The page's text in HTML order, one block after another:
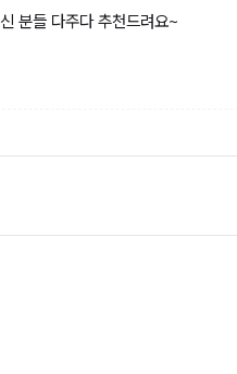
분들 다주다 추천드려요~